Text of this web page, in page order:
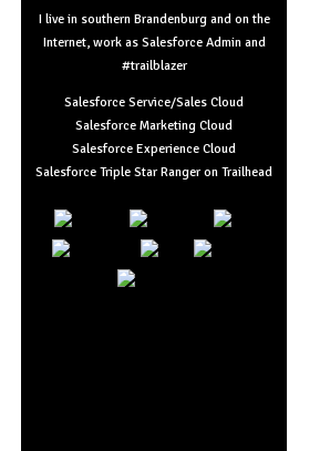
I live in southern Brandenburg and on the
Internet, work as Salesforce Admin and
#trailblazer
Salesforce Service/Sales Cloud
Salesforce Marketing Cloud
Salesforce Experience Cloud
Salesforce Triple Star Ranger on Trailhead